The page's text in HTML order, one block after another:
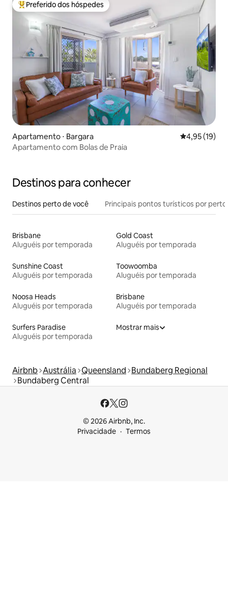
Entre os melhores preferidos dos hóspedes
Preferido dos hóspedes
Apartamento ⋅ Bargara 4,95 de uma
4,95 (19)
Apartamento com Bolas de Praia
Destinos para conhecer
Destinos perto de você Principais pontos turísticos por perto
Brisbane
Aluguéis por temporada
Gold Coast
Aluguéis por temporada
Sunshine Coast
Aluguéis por temporada
Toowoomba
Aluguéis por temporada
Noosa Heads
Aluguéis por temporada
Brisbane
Aluguéis por temporada
Surfers Paradise
Aluguéis por temporada
Mostrar mais
Airbnb Austrália Queensland Bundaberg Regional
Bundaberg Central
© 2026 Airbnb, Inc.
Privacidade
Termos